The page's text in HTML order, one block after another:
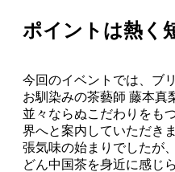
ポイントは熱く
今回のイベントでは、ブ
お馴染みの茶藝師 藤本真
並々ならぬこだわりをも
界へと案内していただき
張気味の始まりでしたが
どん中国茶を身近に感じ